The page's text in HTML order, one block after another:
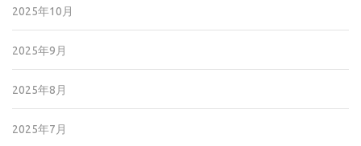
2025年10月
2025年9月
2025年8月
2025年7月